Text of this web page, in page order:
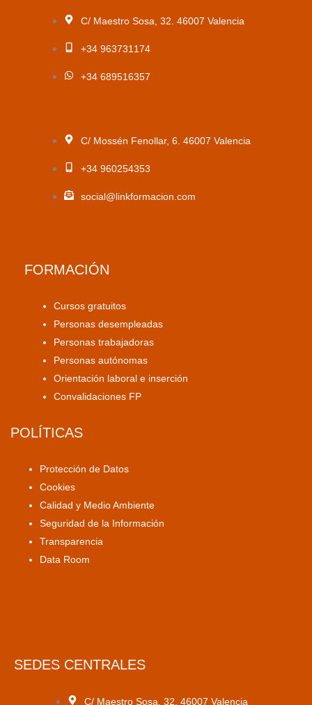
C/ Maestro Sosa, 32. 46007 Valencia
+34 963731174
+34 689516357
C/ Mossén Fenollar, 6. 46007 Valencia
+34 960254353
social@linkformacion.com
FORMACIÓN
Cursos gratuitos
Personas desempleadas
Personas trabajadoras
Personas autónomas
Orientación laboral e inserción
Convalidaciones FP
POLÍTICAS
Protección de Datos
Cookies
Calidad y Medio Ambiente
Seguridad de la Información
Transparencia
Data Room
SEDES CENTRALES
C/ Maestro Sosa, 32. 46007 Valencia